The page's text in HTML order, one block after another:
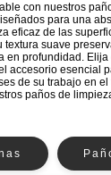
DE
desechables
con nuestros
para una
eficaz de las
suave
en profundidad.
accesorio esencial
de su trabajo en el
paños de